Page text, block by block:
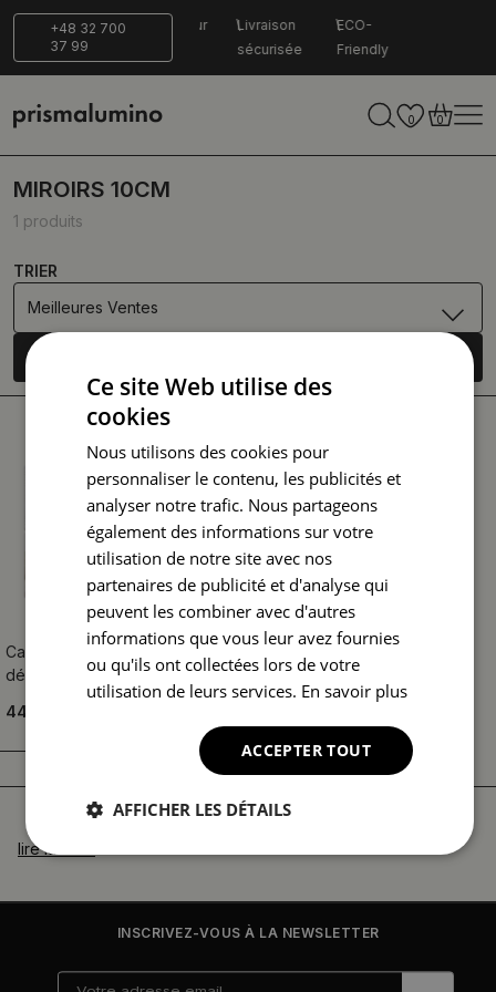
+48 32 700
37 99
14 jours pour
Livraison
sécurisée
ECO-
Friendly
0 0
MIROIRS 10CM
1 produits
TRIER
Meilleures Ventes
Carreaux en miroir carré
décoratif
44.99 €
lire la suite
INSCRIVEZ-VOUS À LA NEWSLETTER
Ce site Web utilise des
cookies
Nous utilisons des cookies pour
personnaliser le contenu, les publicités et
analyser notre trafic. Nous partageons
également des informations sur votre
utilisation de notre site avec nos
partenaires de publicité et d'analyse qui
peuvent les combiner avec d'autres
informations que vous leur avez fournies
ou qu'ils ont collectées lors de votre
utilisation de leurs services. En savoir plus
ACCEPTER TOUT
AFFICHER LES DÉTAILS